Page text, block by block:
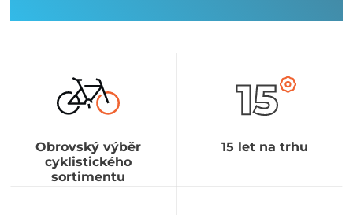
Obrovský výběr
cyklistického
sortimentu
15 let na trhu